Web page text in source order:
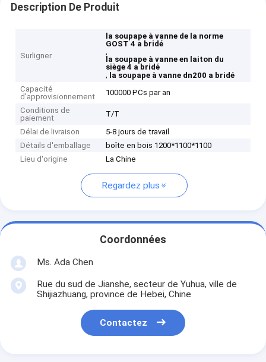
Description De Produit
Surligner
la soupape à vanne de la norme
GOST 4 a bridé
,
la soupape à vanne en laiton du
siège 4 a bridé
, la soupape à vanne dn200 a bridé
Capacité
d'approvisionnement
100000 PCs par an
Conditions de
paiement
T/T
Délai de livraison
5-8 jours de travail
Détails d'emballage
boîte en bois 1200*1100*1100
Lieu d'origine
La Chine
Regardez plus
Coordonnées
Ms. Ada Chen
Rue du sud de Jianshe, secteur de Yuhua, ville de
Shijiazhuang, province de Hebei, Chine
Contactez